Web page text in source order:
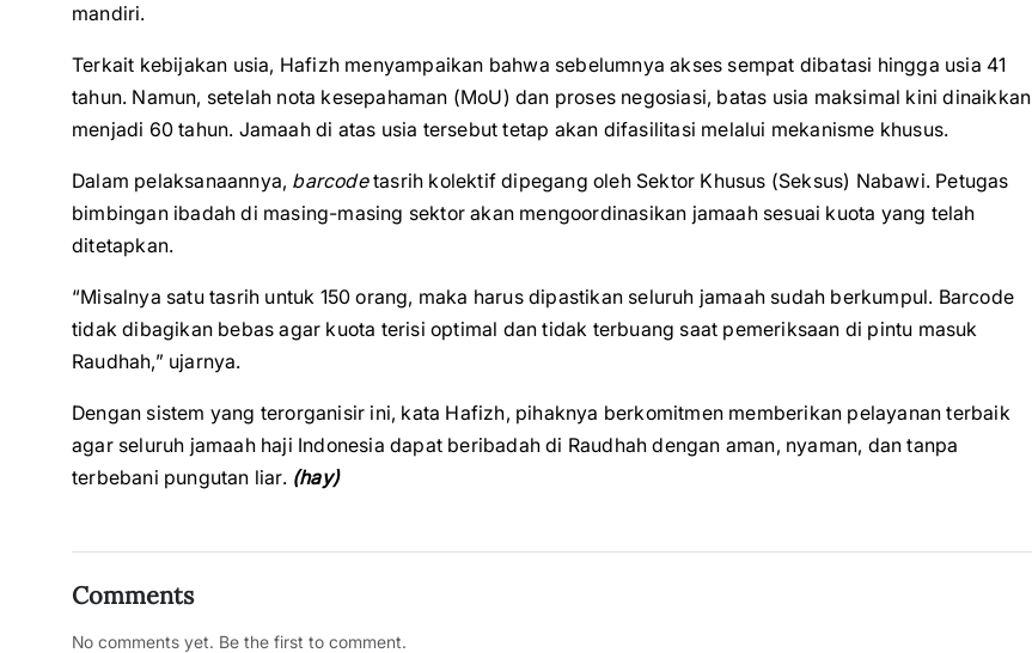
mandiri.
Terkait kebijakan usia, Hafizh menyampaikan bahwa sebelumnya akses sempat dibatasi hingga usia 41
tahun. Namun, setelah nota kesepahaman (MoU) dan proses negosiasi, batas usia maksimal kini dinaikkan
menjadi 60 tahun. Jamaah di atas usia tersebut tetap akan difasilitasi melalui mekanisme khusus.
Dalam pelaksanaannya, barcodetasrih kolektif dipegang oleh Sektor Khusus (Seksus) Nabawi. Petugas
bimbingan ibadah di masing-masing sektor akan mengoordinasikan jamaah sesuai kuota yang telah
ditetapkan.
“Misalnya satu tasrih untuk 150 orang, maka harus dipastikan seluruh jamaah sudah berkumpul. Barcode
tidak dibagikan bebas agar kuota terisi optimal dan tidak terbuang saat pemeriksaan di pintu masuk
Raudhah,” ujarnya.
Dengan sistem yang terorganisir ini, kata Hafizh, pihaknya berkomitmen memberikan pelayanan terbaik
agar seluruh jamaah haji Indonesia dapat beribadah di Raudhah dengan aman, nyaman, dan tanpa
terbebani pungutan liar. (hay)
Comments
No comments yet. Be the first to comment.